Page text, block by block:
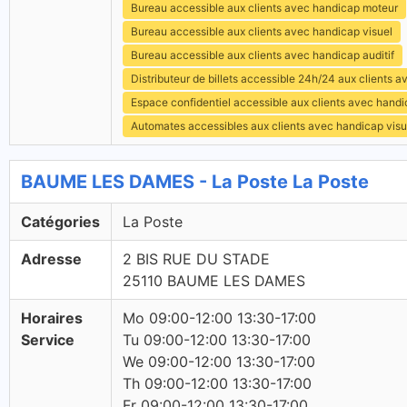
Bureau accessible aux clients avec handicap moteur
Bureau accessible aux clients avec handicap visuel
Bureau accessible aux clients avec handicap auditif
Distributeur de billets accessible 24h/24 aux clients
Espace confidentiel accessible aux clients avec
Automates accessibles aux clients avec handicap
BAUME LES DAMES - La Poste La Poste
Catégories La Poste
Adresse
2 BIS RUE DU STADE
25110 BAUME LES DAMES
Horaires
Service
Mo 09:00-12:00 13:30-17:00
Tu 09:00-12:00 13:30-17:00
We 09:00-12:00 13:30-17:00
Th 09:00-12:00 13:30-17:00